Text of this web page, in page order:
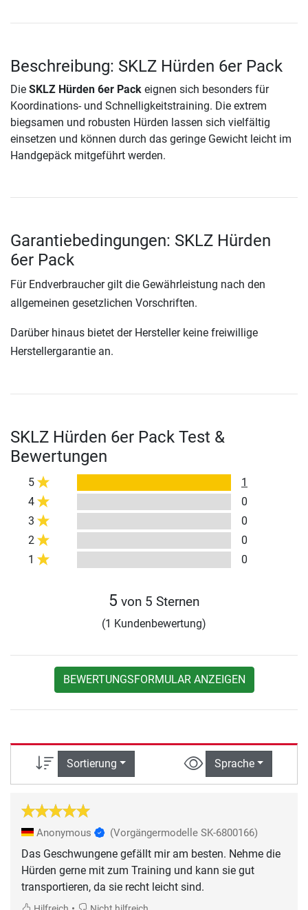
Beschreibung: SKLZ Hürden 6er Pack
Die SKLZ Hürden 6er Pack eignen sich besonders für
Koordinations- und Schnelligkeitstraining. Die extrem
biegsamen und robusten Hürden lassen sich vielfältig
einsetzen und können durch das geringe Gewicht leicht im
Handgepäck mitgeführt werden.
Garantiebedingungen: SKLZ Hürden
6er Pack
Für Endverbraucher gilt die Gewährleistung nach den
allgemeinen gesetzlichen Vorschriften.
Darüber hinaus bietet der Hersteller keine freiwillige
Herstellergarantie an.
SKLZ Hürden 6er Pack Test &
Bewertungen
5
1
4
0
3
0
2
0
1
0
5 von 5 Sternen
(1 Kundenbewertung)
BEWERTUNGSFORMULAR ANZEIGEN
Sortierung Sprache
Anonymous (Vorgängermodelle SK-6800166)
Das Geschwungene gefällt mir am besten. Nehme die
Hürden gerne mit zum Training und kann sie gut
transportieren, da sie recht leicht sind.